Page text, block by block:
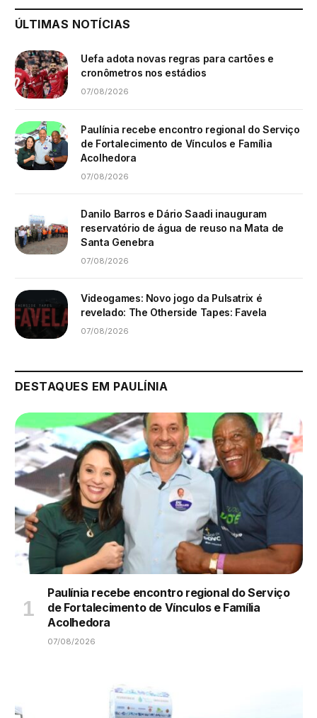
ÚLTIMAS NOTÍCIAS
Uefa adota novas regras para cartões e
cronômetros nos estádios
07/08/2026
Paulínia recebe encontro regional do Serviço
de Fortalecimento de Vínculos e Família
Acolhedora
07/08/2026
Danilo Barros e Dário Saadi inauguram
reservatório de água de reuso na Mata de
Santa Genebra
07/08/2026
Videogames: Novo jogo da Pulsatrix é
revelado: The Otherside Tapes: Favela
07/08/2026
DESTAQUES EM PAULÍNIA
Paulínia recebe encontro regional do Serviço
de Fortalecimento de Vínculos e Família
Acolhedora
07/08/2026